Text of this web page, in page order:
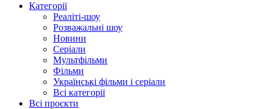
Категорії
Реаліті-шоу
Розважальні шоу
Новини
Серіали
Мультфільми
Фільми
Українські фільми і серіали
Всі категорії
Всі проєкти